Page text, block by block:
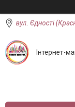
вул. Єдності
Інтернет-